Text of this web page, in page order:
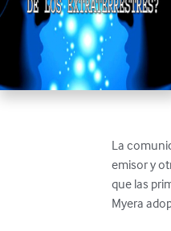
La
emisor y
que las
Myera